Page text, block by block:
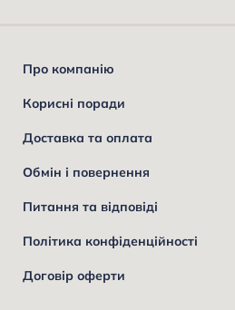
Про компанію
Корисні поради
Доставка та оплата
Обмін і повернення
Питання та відповіді
Політика конфіденційності
Договір оферти